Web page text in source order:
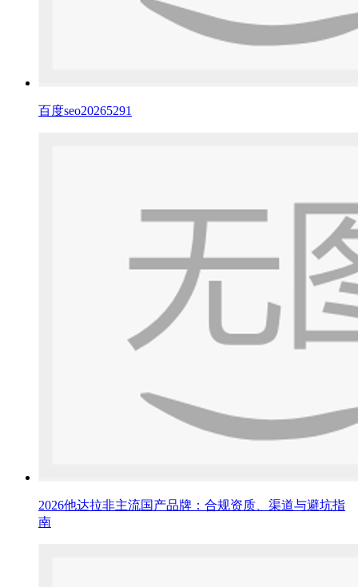
百度seo20265291
2026他达拉非主流国产品牌：合规资质、渠道与避坑指
南